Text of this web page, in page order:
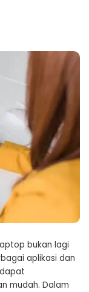
bukan lagi
aplikasi dan
mudah. Dalam